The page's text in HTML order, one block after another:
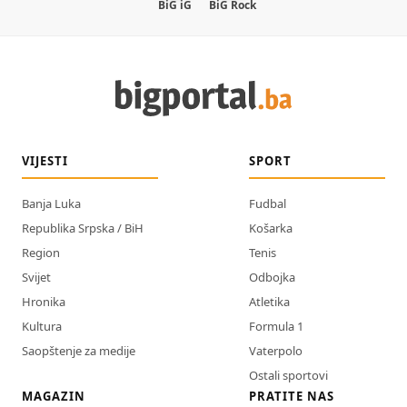
BiG iG BiG Rock
VIJESTI
Banja Luka
Republika Srpska / BiH
Region
Svijet
Hronika
Kultura
Saopštenje za medije
SPORT
Fudbal
Košarka
Tenis
Odbojka
Atletika
Formula 1
Vaterpolo
Ostali sportovi
MAGAZIN
PRATITE NAS